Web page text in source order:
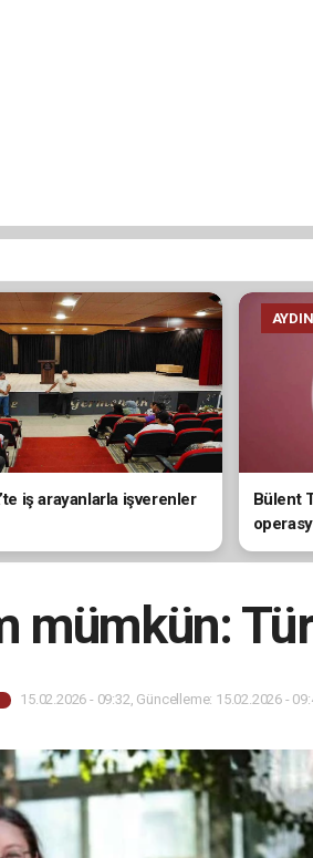
iş arayanlarla işverenler
AYDIN
Bülent
de
mümkün:
15.02.2026 - 09:32, Güncelleme: 15.02.2026 -